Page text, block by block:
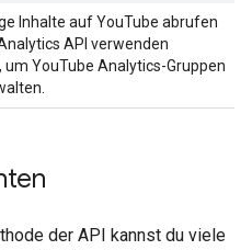
Inhalte auf YouTube abrufen
API verwenden
YouTube Analytics-Gruppen
der API kannst du viele